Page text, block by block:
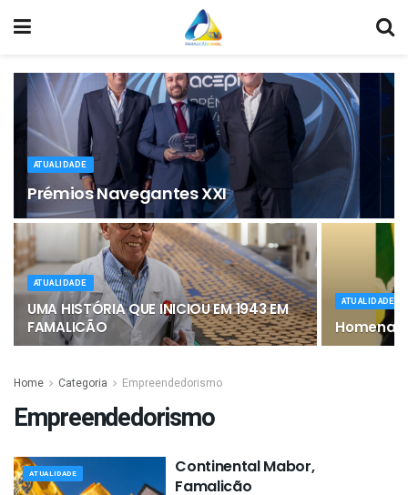
ATUALIDADE
Prémios Navegantes XXI
ATUALIDADE
UMA HISTÓRIA QUE INICIOU EM 1943 EM
FAMALICÃO
ATUALIDADE
Home Categoria Empreendedorismo
Empreendedorismo
ATUALIDADE
Continental Mabor,
Famalicão